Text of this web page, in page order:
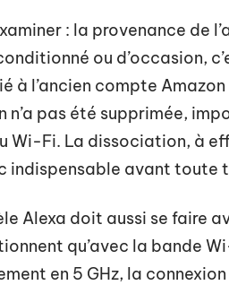
: la provenance de
ou d’occasion,
à l’ancien compte
pas été supprimée,
Wi-Fi. La dissociation, à
indispensable avant toute
Alexa doit aussi se faire
qu’avec la bande
en 5 GHz, la